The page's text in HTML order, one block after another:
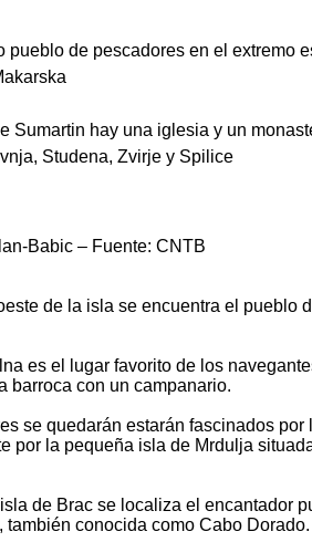
pueblo de pescadores en el extremo
Sumartin hay una iglesia y un
Studena, Zvirje y Spilice
Babic – Fuente: CNTB
de la isla se encuentra el pueblo
es el lugar favorito de los
barroca con un campanario.
se quedarán estarán fascinados
por la pequeña isla de Mrdulja
de Brac se localiza el encantador
también conocida como Cabo